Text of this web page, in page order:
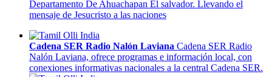
Departamento De Ahuachapan El salvador. Llevando el
mensaje de Jesucristo a las naciones
Cadena SER Radio Nalón Laviana Cadena SER Radio
Nalón Laviana, ofrece programas e información local, con
conexiones informativas nacionales a la central Cadena SER.